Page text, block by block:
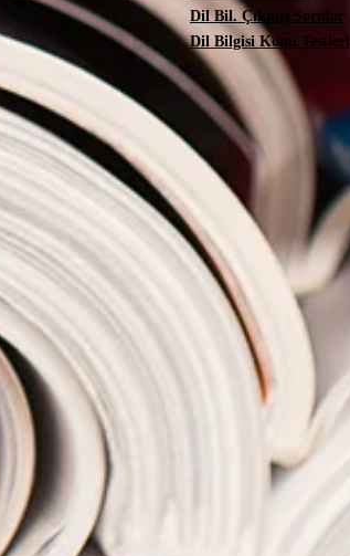
Dil Bil. Çıkmış Sorular
Dil Bilgisi Konu Testleri